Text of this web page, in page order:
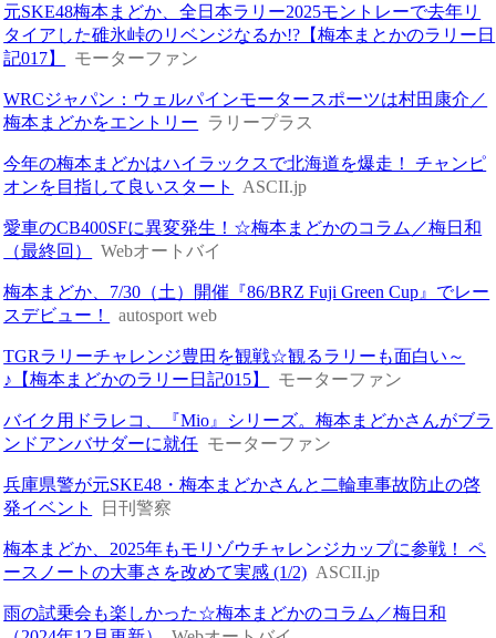
元SKE48梅本まどか、全日本ラリー2025モントレーで去年リ
タイアした碓氷峠のリベンジなるか!?【梅本まとかのラリー日
記017】
モーターファン
WRCジャパン：ウェルパインモータースポーツは村田康介／
梅本まどかをエントリー ラリープラス
今年の梅本まどかはハイラックスで北海道を爆走！ チャンピ
オンを目指して良いスタート
ASCII.jp
愛車のCB400SFに異変発生！☆梅本まどかのコラム／梅日和
（最終回）
Webオートバイ
梅本まどか、7/30（土）開催『86/BRZ Fuji Green Cup』でレー
スデビュー！
autosport web
TGRラリーチャレンジ豊田を観戦☆観るラリーも面白い～
♪【梅本まどかのラリー日記015】
モーターファン
バイク用ドラレコ、『Mio』シリーズ。梅本まどかさんがブラ
ンドアンバサダーに就任 モーターファン
兵庫県警が元SKE48・梅本まどかさんと二輪車事故防止の啓
発イベント
日刊警察
梅本まどか、2025年もモリゾウチャレンジカップに参戦！ ペ
ースノートの大事さを改めて実感 (1/2) ASCII.jp
雨の試乗会も楽しかった☆梅本まどかのコラム／梅日和